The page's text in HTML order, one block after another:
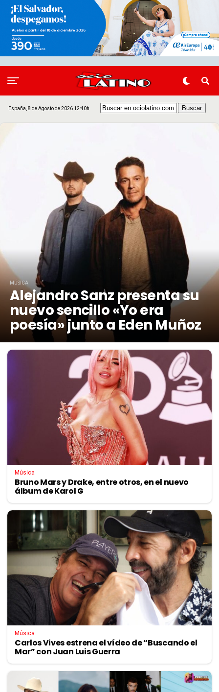
España, 8 de Agosto de 2026 12:40h
MÚSICA
Alejandro Sanz presenta su
nuevo sencillo «Yo era
poesía» junto a Eden Muñoz
Música
Bruno Mars y Drake, entre otros, en el nuevo
álbum de Karol G
Música
Carlos Vives estrena el vídeo de “Buscando el
Mar” con Juan Luis Guerra